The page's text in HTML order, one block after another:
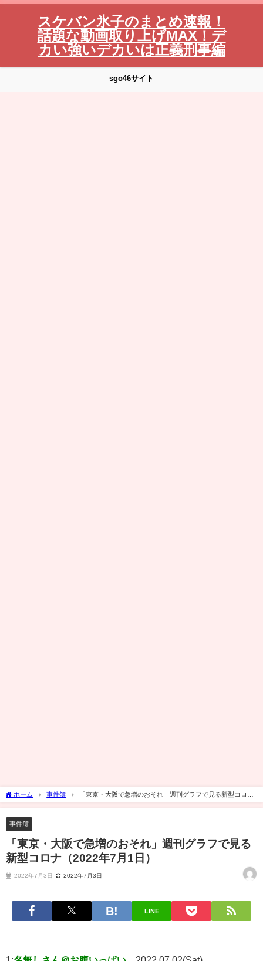
スケバン氷子のまとめ速報！
話題な動画取り上げMAX！デ
カい強いデカいは正義刑事編
sgo46サイト
ホーム 事件簿
「東京・大阪で急増のおそれ」週刊グラフで見る新型コロナ
（2022年7月1日）
事件簿
「東京・大阪で急増のおそれ」週刊グラフで見る
新型コロナ（2022年7月1日）
2022年7月3日 2022年7月3日
LINE